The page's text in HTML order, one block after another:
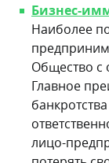
Бизнес-
Наиболее
Общество с
Главное
лицо-